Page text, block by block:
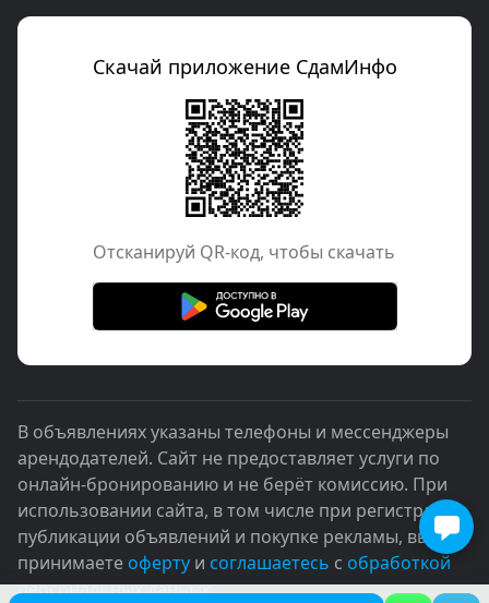
Скачай приложение СдамИнфо
Отcканируй QR-код, чтобы скачать
В объявлениях указаны телефоны и мессенджеры
арендодателей. Сайт не предоставляет услуги по
онлайн-бронированию и не берёт комиссию. При
использовании сайта, в том числе при регистрации,
публикации объявлений и покупке рекламы, вы
принимаете оферту и соглашаетесь с обработкой
персональных данных